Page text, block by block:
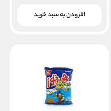
بود. فعلی
افزودن به سبد خرید